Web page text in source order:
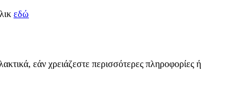
εδώ
εάν χρειάζεστε περισσότερες πληροφορίες ή